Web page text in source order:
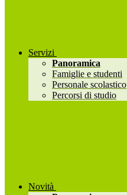
Servizi
Panoramica
Famiglie e studenti
Personale scolastico
Percorsi di studio
Novità